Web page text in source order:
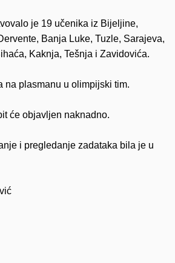
je 19 učenika iz Bijeljine,
Banja Luke, Tuzle, Sarajeva,
Kaknja, Tešnja i Zavidovića.
na plasmanu u olimpijski tim.
će objavljen naknadno.
i pregledanje zadataka bila je u